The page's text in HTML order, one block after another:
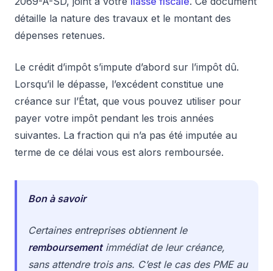
détaille la nature des travaux et le montant des
dépenses retenues.
Le crédit d’impôt s’impute d’abord sur l’impôt dû.
Lorsqu’il le dépasse, l’excédent constitue une
créance sur l’État, que vous pouvez utiliser pour
payer votre impôt pendant les trois années
suivantes. La fraction qui n’a pas été imputée au
terme de ce délai vous est alors remboursée.
Bon à savoir
Certaines entreprises obtiennent le
remboursementimmédiat de leur créance,
sans attendre trois ans. C’est le cas des PME au